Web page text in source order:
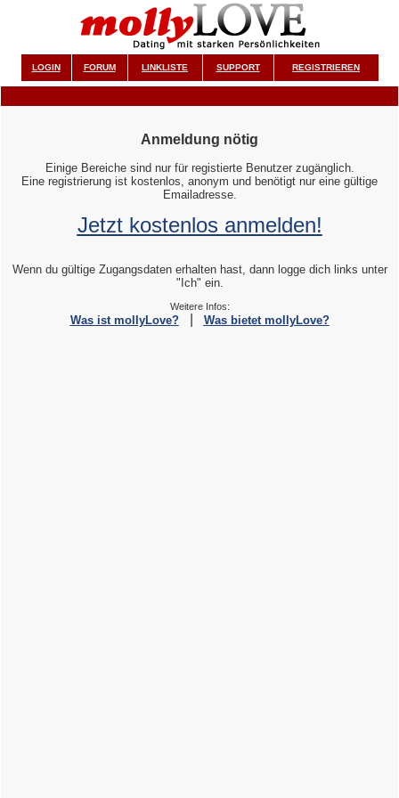
LOGIN FORUM LINKLISTE SUPPORT REGISTRIEREN
Anmeldung nötig
Einige Bereiche sind nur für registierte Benutzer zugänglich.
Eine registrierung ist kostenlos, anonym und benötigt nur eine gültige
Emailadresse.
Jetzt kostenlos anmelden!
Wenn du gültige Zugangsdaten erhalten hast, dann logge dich links unter
"Ich" ein.
Weitere Infos:
Was ist mollyLove?| Was bietet mollyLove?